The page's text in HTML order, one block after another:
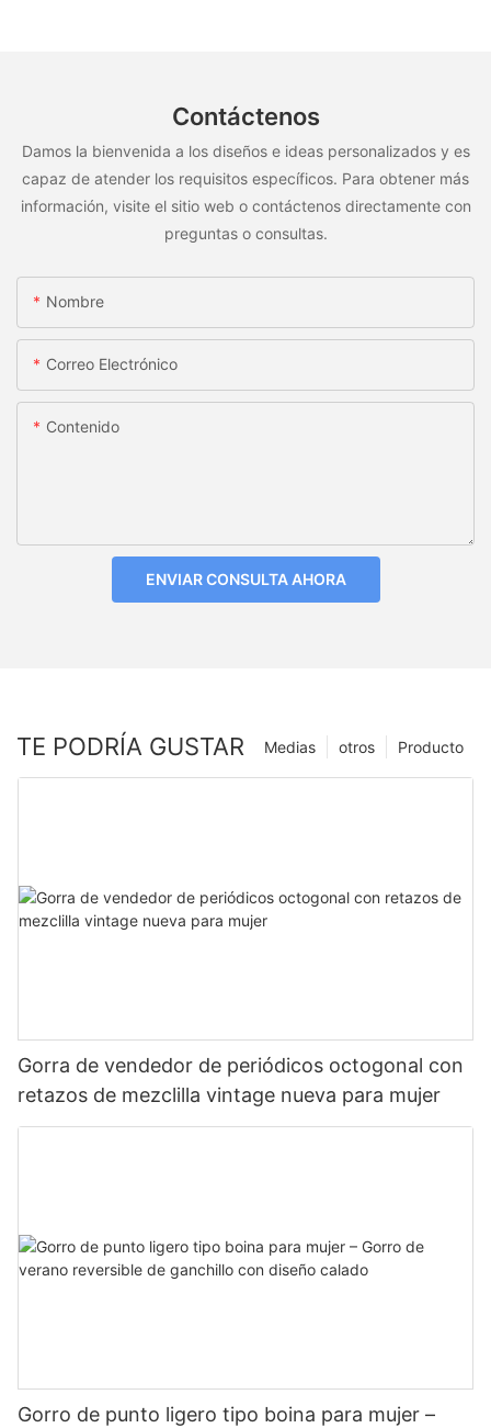
Contáctenos
Damos la bienvenida a los diseños e ideas personalizados y es
capaz de atender los requisitos específicos. Para obtener más
información, visite el sitio web o contáctenos directamente con
preguntas o consultas.
Nombre
Correo Electrónico
Contenido
ENVIAR CONSULTA AHORA
TE PODRÍA GUSTAR Producto
otros
Medias
Gorra de vendedor de periódicos octogonal con
retazos de mezclilla vintage nueva para mujer
Gorro de punto ligero tipo boina para mujer –